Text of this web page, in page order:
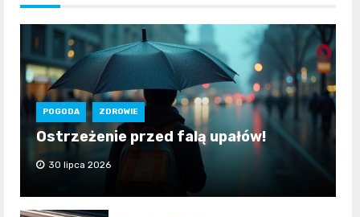
POGODA ZDROWIE
Ostrzeżenie przed falą upałów!
30 lipca 2026